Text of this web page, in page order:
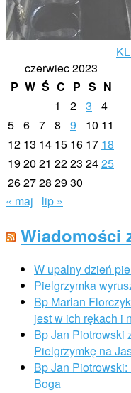
czerwiec 2023
P W Ś C P S N
1
2 3
4
5 6 7 8 9 10 11
12 13 14 15 16 17 18
1920 21 2223 2425
262728 2930
« maj
lip »
Wiadomości
W upalny dzień
Pielgrzymka
Bp Marian
jest w ich rękach i
Bp Jan Piotrowski
Pielgrzymkę na
Bp Jan
Boga